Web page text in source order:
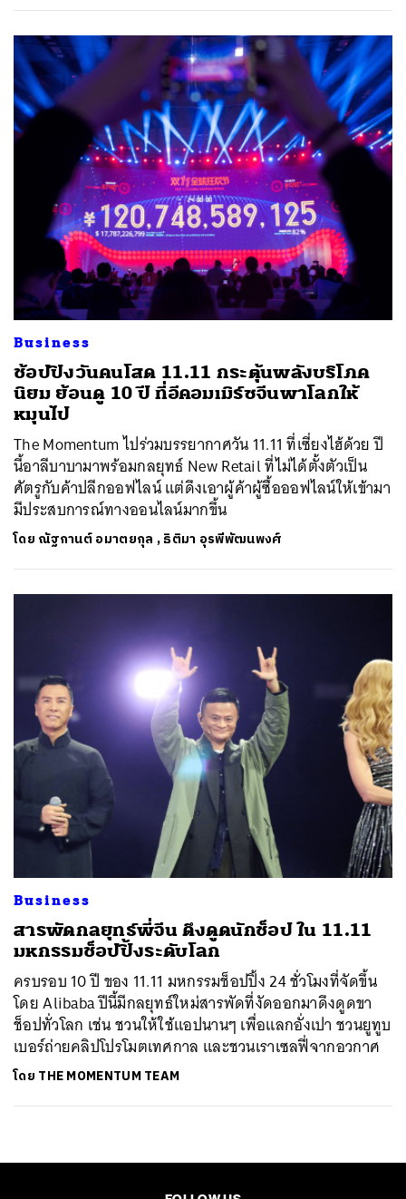
Business
ช้อปปิงวันคนโสด 11.11 กระตุ้นพลังบริโภค
นิยม ย้อนดู 10 ปี ที่อีคอมเมิร์ซจีนพาโลกให้
หมุนไป
The Momentum ไปร่วมบรรยากาศวัน 11.11 ที่เซี่ยงไฮ้ด้วย ปี
นี้อาลีบาบามาพร้อมกลยุทธ์ New Retail ที่ไม่ได้ตั้งตัวเป็น
ศัตรูกับค้าปลีกออฟไลน์ แต่ดึงเอาผู้ค้าผู้ซื้อออฟไลน์ให้เข้ามา
มีประสบการณ์ทางออนไลน์มากขึ้น
โดย ณัฐกานต์ อมาตยกุล ,ธิติมา อุรพีพัฒนพงศ์
Business
สารพัดกลยุทธ์พี่จีน ดึงดูดนักช็อป ใน 11.11
มหกรรมช็อปปิ้งระดับโลก
ครบรอบ 10 ปี ของ 11.11 มหกรรมช็อปปิ้ง 24 ชั่วโมงที่จัดขึ้น
โดย Alibaba ปีนี้มีกลยุทธ์ใหม่สารพัดที่งัดออกมาดึงดูดขา
ช็อปทั่วโลก เช่น ชวนให้ใช้แอปนานๆ เพื่อแลกอั่งเปา ชวนยูทูบ
เบอร์ถ่ายคลิปโปรโมตเทศกาล และชวนเราเซลฟี่จากอวกาศ
โดย THE MOMENTUM TEAM
SHARE TWEET LINE EMAIL